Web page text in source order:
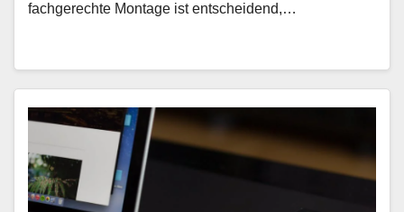
fachgerechte Montage ist entscheidend,…